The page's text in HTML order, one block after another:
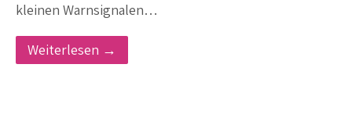
kleinen Warnsignalen…
Weiterlesen →